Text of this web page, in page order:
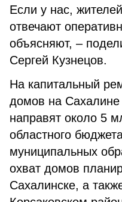
Если у нас,
отвечают
объясняют, –
Сергей Кузнецов.
На капитальный
домов на Сахалине
направят около 5
областного
муниципальных
охват домов
Сахалинске, а